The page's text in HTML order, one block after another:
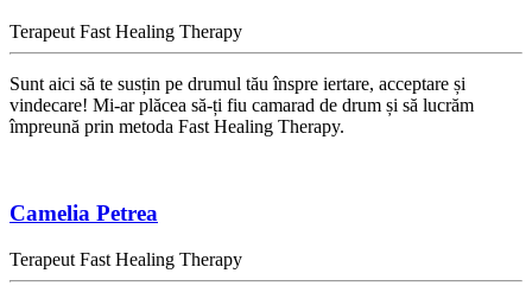
Terapeut Fast Healing Therapy
Sunt aici să te susțin pe drumul tău înspre iertare, acceptare și
vindecare! Mi-ar plăcea să-ți fiu camarad de drum și să lucrăm
împreună prin metoda Fast Healing Therapy.
Camelia Petrea
Terapeut Fast Healing Therapy